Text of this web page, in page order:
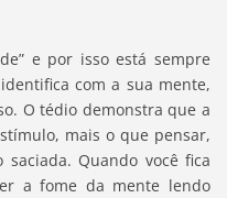
e por isso está sempre
com a sua mente,
O tédio demonstra que a
mais o que pensar,
Quando você fica
a fome da mente lendo